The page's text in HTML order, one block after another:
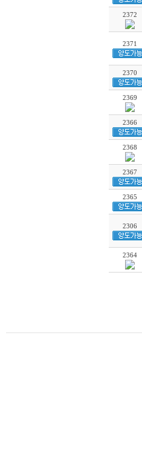
2372
2371
2370
2369
2366
2368
2367
2365
2306
2364